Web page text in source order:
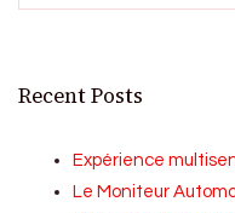
Recent Posts
Expérience
Le Moniteur